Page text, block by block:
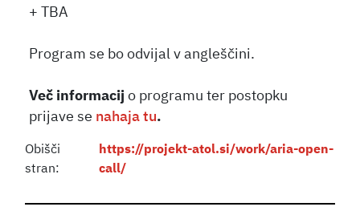
+ TBA
Program se bo odvijal v angleščini.
Več informacij o programu ter postopku
prijave se nahaja tu.
Obišči
stran:
https://projekt-atol.si/work/aria-open-
call/